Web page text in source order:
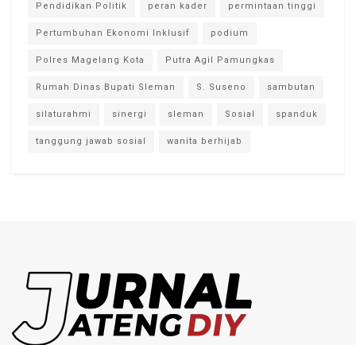
Pendidikan Politik peran kader permintaan tinggi
Pertumbuhan Ekonomi Inklusif podium
Polres Magelang Kota Putra Agil Pamungkas
Rumah Dinas Bupati Sleman S. Suseno sambutan
silaturahmi sinergi sleman Sosial spanduk
tanggung jawab sosial wanita berhijab